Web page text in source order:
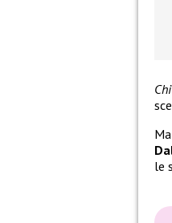
Chi
le